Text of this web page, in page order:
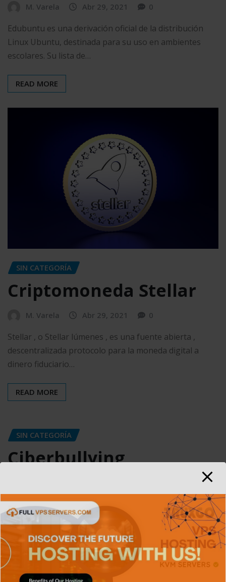
M. Varela Abr 29, 2021 0
Edubuntu es una derivación oficial de la distribución
Linux Ubuntu, destinada para su uso en ambientes
escolares. Su lista de…
READ MORE
SIN CATEGORÍA
Criptomoneda Stellar
M. Varela Abr 29, 2021 0
Stellar , o Stellar lúmenes , es una fuente abierta ,
descentralizada protocolo para la moneda digital a
dinero fiduciario…
READ MORE
SIN CATEGORÍA
Ciberbullying
El ciberacoso (derivado del término en inglés
cyberbullying), también denominado acoso virtual, es el
uso de medios digitales para molestar…
READ MORE